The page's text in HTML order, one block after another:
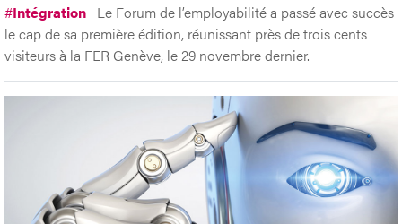
#Intégration Le Forum de l’employabilité a passé avec succès
le cap de sa première édition, réunissant près de trois cents
visiteurs à la FER Genève, le 29 novembre dernier.